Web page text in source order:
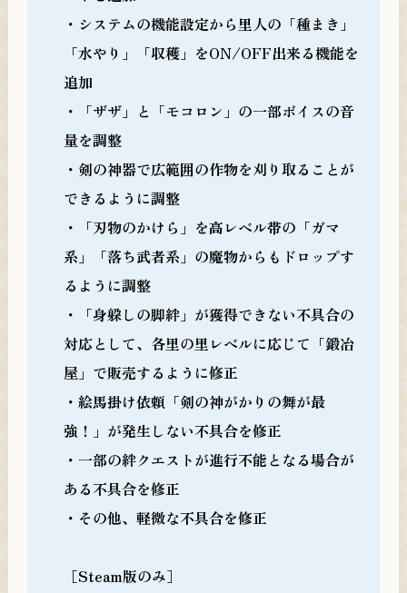
・システムの機能設定から里人の「種まき」
「水やり」「収穫」をON/OFF出来る機能を
追加
・「ザザ」と「モコロン」の一部ボイスの音
量を調整
・剣の神器で広範囲の作物を刈り取ることが
できるように調整
・「刃物のかけら」を高レベル帯の「ガマ
系」「落ち武者系」の魔物からもドロップす
るように調整
・「身躱しの脚絆」が獲得できない不具合の
対応として、各里の里レベルに応じて「鍛冶
屋」で販売するように修正
・絵馬掛け依頼「剣の神がかりの舞が最
強！」が発生しない不具合を修正
・一部の絆クエストが進行不能となる場合が
ある不具合を修正
・その他、軽微な不具合を修正
［Steam版のみ］